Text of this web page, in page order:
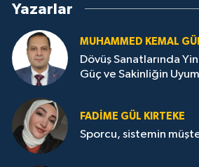
Yazarlar
MUHAMMED KEMAL
Dövüş Sanatlarında
Güç ve Sakinliğin
FADIME GÜL KIRTEKE
Sporcu, sistemin